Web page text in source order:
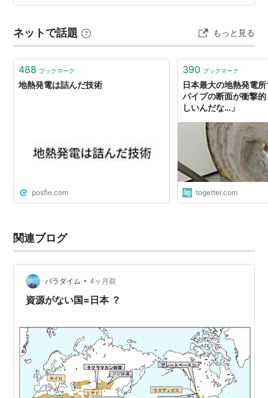
熱媒体を循環させる「クローズドループ型」の地熱発電
と連携し、既存の地熱井を利用した同軸二重管方式の国
内適用を検討しています。 投資家にとって重要なのは、
地熱発電という成長テーマだけで…
ネットで話題 もっと見る
488 ブックマーク
地熱発電は詰んだ技術
posfie.com
390 ブックマーク
日本最大の地熱発電
パイプの断面が衝撃
しいんだな…」
togetter.com
関連ブログ
パラダイム • 4ヶ月前
資源がない国=日本 ？